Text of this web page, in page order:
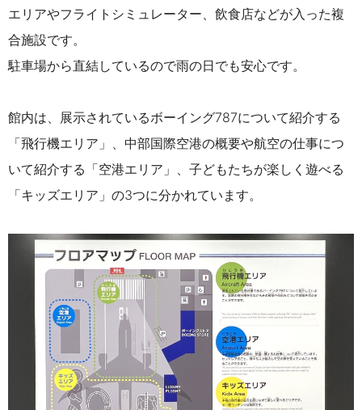
エリアやフライトシミュレーター、飲食店などが入った複
合施設です。
駐車場から直結しているので雨の日でも安心です。
館内は、展示されているボーイング787について紹介する
「飛行機エリア」、中部国際空港の概要や航空の仕事につ
いて紹介する「空港エリア」、子どもたちが楽しく遊べる
「キッズエリア」の3つに分かれています。